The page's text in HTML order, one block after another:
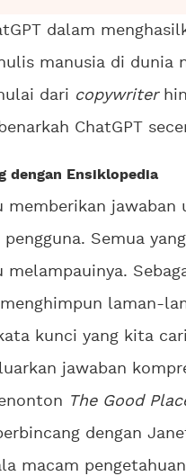
dalam
manusia di dunia
dari copywriter
ChatGPT
dengan Ensiklopedia
memberikan jawaban
Semua
melampauinya.
laman-
kunci yang kita
jawaban
The Good
dengan
macam